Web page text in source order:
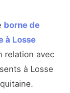
borne de
à Losse
relation avec
à Losse